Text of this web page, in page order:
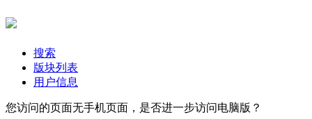
搜索
版块列表
用户信息
您访问的页面无手机页面，是否进一步访问电脑版？